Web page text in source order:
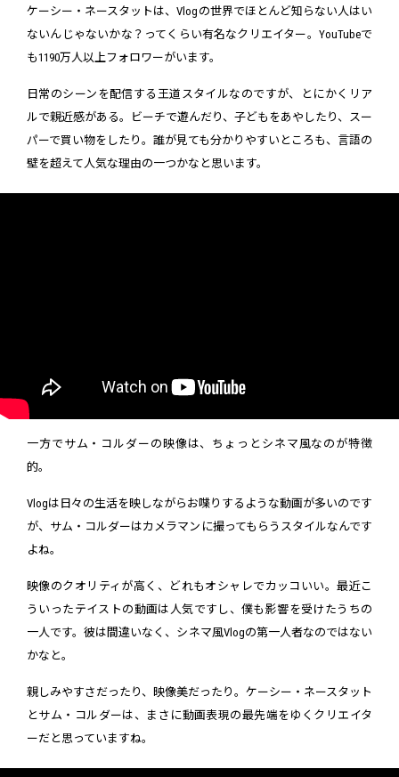
ケーシー・ネースタットは、Vlogの世界でほとんど知らない人はい
ないんじゃないかな？ってくらい有名なクリエイター。YouTubeで
も1190万人以上フォロワーがいます。
日常のシーンを配信する王道スタイルなのですが、とにかくリア
ルで親近感がある。ビーチで遊んだり、子どもをあやしたり、スー
パーで買い物をしたり。誰が見ても分かりやすいところも、言語の
壁を超えて人気な理由の一つかなと思います。
一方でサム・コルダーの映像は、ちょっとシネマ風なのが特徴
的。
Vlogは日々の生活を映しながらお喋りするような動画が多いのです
が、サム・コルダーはカメラマンに撮ってもらうスタイルなんです
よね。
映像のクオリティが高く、どれもオシャレでカッコいい。最近こ
ういったテイストの動画は人気ですし、僕も影響を受けたうちの
一人です。彼は間違いなく、シネマ風Vlogの第一人者なのではない
かなと。
親しみやすさだったり、映像美だったり。ケーシー・ネースタット
とサム・コルダーは、まさに動画表現の最先端をゆくクリエイタ
ーだと思っていますね。